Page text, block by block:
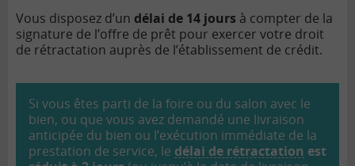
Vous disposez d’un délai de 14 jours à compter de la
signature de l’offre de prêt pour exercer votre droit
de rétractation auprès de l’établissement de crédit.
Si vous êtes parti de la foire ou du salon avec le
bien, ou que vous avez demandé une livraison
anticipée du bien ou l’exécution immédiate de la
prestation de service, le délai de rétractation est